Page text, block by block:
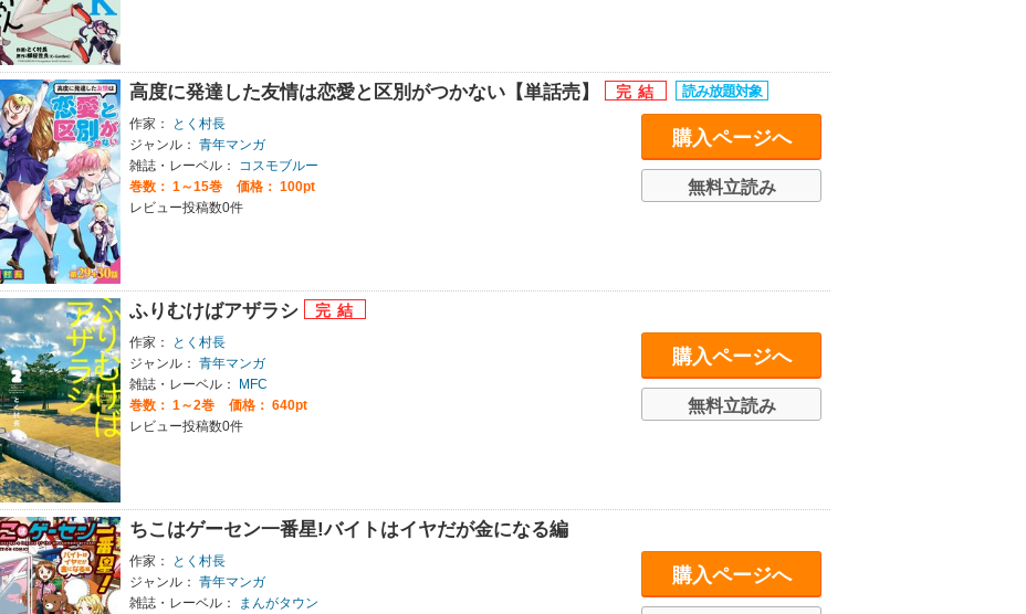
高度に発達した友情は恋愛と区別がつかない【単話売】
作家：
とく村長
ジャンル： 青年マンガ
雑誌・レーベル：
コスモブルー
巻数： 1～15巻
価格： 100pt
レビュー投稿数0件
購入ページへ
無料立読み
ふりむけばアザラシ
作家：
とく村長
ジャンル： 青年マンガ
雑誌・レーベル：
MFC
巻数： 1～2巻
価格： 640pt
レビュー投稿数0件
購入ページへ
無料立読み
ちこはゲーセン一番星!バイトはイヤだが金になる編
作家：
とく村長
ジャンル： 青年マンガ
雑誌・レーベル：
まんがタウン
購入ページへ